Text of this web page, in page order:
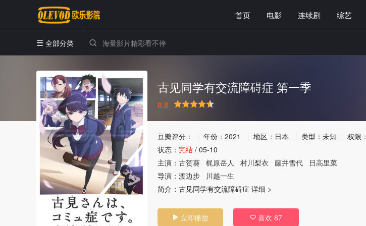
首页 电影 连续剧 综艺
 全部分类 
古见同学有交流障碍症 第一季
8.8
很差较差还行 推荐力荐
豆瓣评分： 年份： 2021 地区： 日本 类型： 未知 权限：
状态： 完结 / 05-10
主演： 古贺葵 梶原岳人 村川梨衣 藤井雪代
日高里菜
导演： 渡边步
川越一生
简介： 古见同学有交流障碍症 详细 >
 立即播放  喜欢 87